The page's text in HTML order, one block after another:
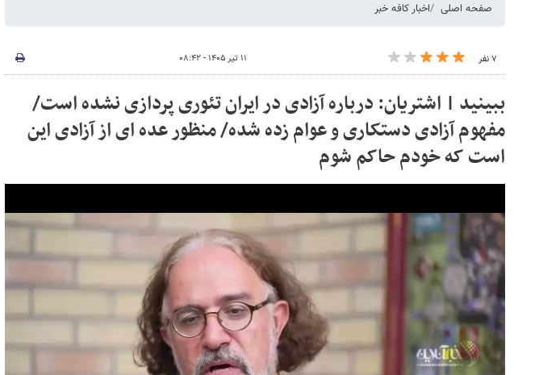
صفحه اصلی اخبار کافه خبر
۷ نفر ۱۱ تیر ۱۴۰۵ - ۰۸:۴۲
ببینید | اشتریان: درباره آزادی در ایران تئوری پردازی نشده است/
مفهوم آزادی دستکاری و عوام زده شده/ منظور عده ای از آزادی این
است که خودم حاکم شوم